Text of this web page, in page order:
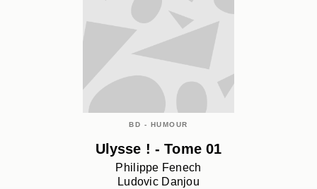
BD - HUMOUR
Ulysse ! - Tome 01
Philippe Fenech
Ludovic Danjou